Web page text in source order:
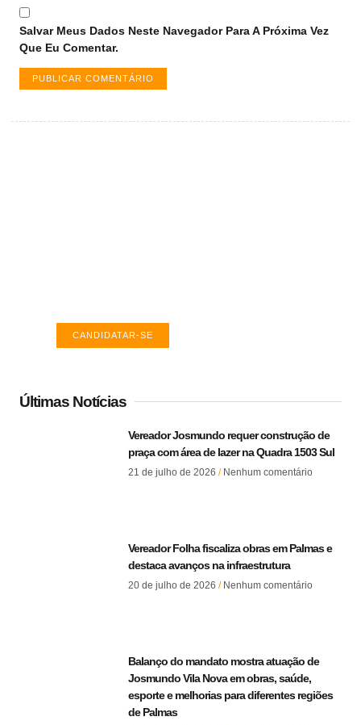
Salvar Meus Dados Neste Navegador Para A Próxima Vez
Que Eu Comentar.
CANDIDATAR-SE
Últimas Notícias
Vereador Josmundo requer construção de
praça com área de lazer na Quadra 1503 Sul
21 de julho de 2026 Nenhum comentário
Vereador Folha fiscaliza obras em Palmas e
destaca avanços na infraestrutura
20 de julho de 2026 Nenhum comentário
Balanço do mandato mostra atuação de
Josmundo Vila Nova em obras, saúde,
esporte e melhorias para diferentes regiões
de Palmas